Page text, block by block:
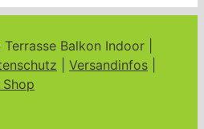
Balkon Indoor |
Versandinfos